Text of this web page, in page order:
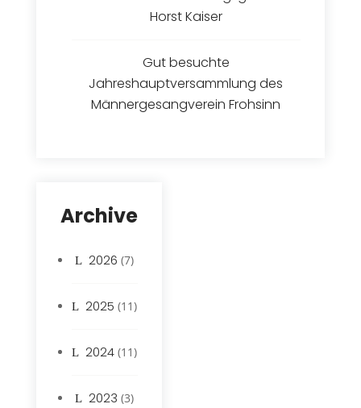
Horst Kaiser
Gut besuchte
Jahreshauptversammlung des
Männergesangverein Frohsinn
Archive
2026 (7)
2025 (11)
2024 (11)
2023 (3)